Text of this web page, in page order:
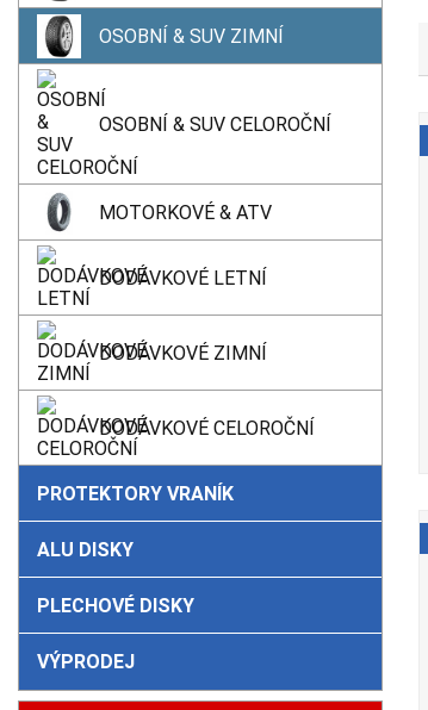
OSOBNÍ & SUV ZIMNÍ
OSOBNÍ & SUV CELOROČNÍ
MOTORKOVÉ & ATV
DODÁVKOVÉ LETNÍ
DODÁVKOVÉ ZIMNÍ
DODÁVKOVÉ CELOROČNÍ
PROTEKTORY VRANÍK
ALU DISKY
PLECHOVÉ DISKY
VÝPRODEJ